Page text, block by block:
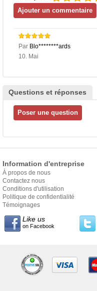
Par Blo********ards
10. Mai
Questions et réponses
Information d'entreprise
À propos de nous
Contactez nous
Conditions d'utilisation
Politique de confidentialité
Témoignages
Like us
on Facebook